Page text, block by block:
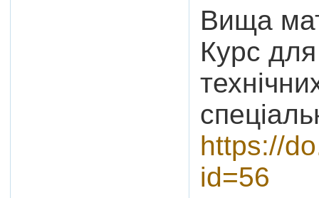
Вища
Курс
https://
id=56